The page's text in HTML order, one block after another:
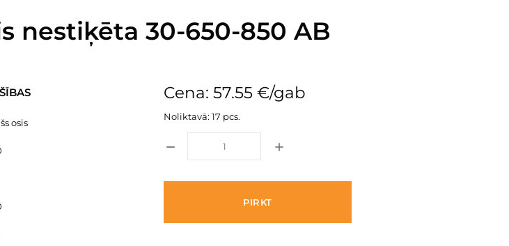
nestiķēta 30-650-850 AB
osis
Cena: 57.55 €/gab
Noliktavā: 17 pcs.
PIRKT